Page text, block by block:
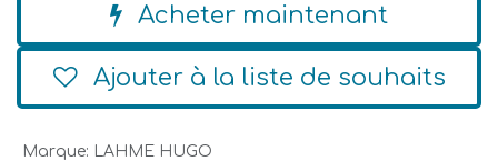
Acheter maintenant
Ajouter à la liste de souhaits
Marque: LAHME HUGO